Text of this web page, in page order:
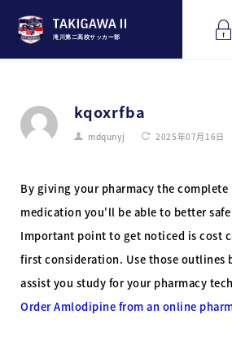
滝川第二高校サッカー部
kqoxrfba
mdqunyj 2025年07月16日
By giving your pharmacy the complete
medication you'll be able to better
Important point to get noticed is cost
first consideration. Use those outlines
assist you study for your pharmacy
Order Amlodipine from an online